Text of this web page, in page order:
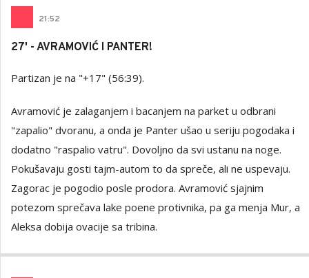
21:52
27' - AVRAMOVIĆ I PANTER!
Partizan je na "+17" (56:39).
Avramović je zalaganjem i bacanjem na parket u odbrani
"zapalio" dvoranu, a onda je Panter ušao u seriju pogodaka i
dodatno "raspalio vatru". Dovoljno da svi ustanu na noge.
Pokušavaju gosti tajm-autom to da spreče, ali ne uspevaju.
Zagorac je pogodio posle prodora. Avramović sjajnim
potezom sprečava lake poene protivnika, pa ga menja Mur, a
Aleksa dobija ovacije sa tribina.